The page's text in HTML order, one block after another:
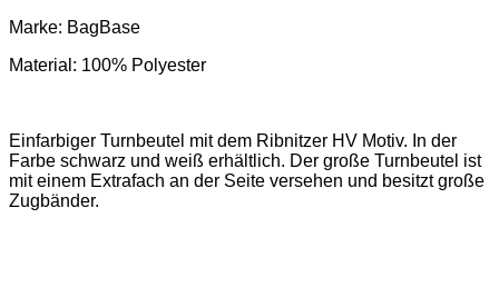
Marke: BagBase
Material: 100% Polyester
Einfarbiger Turnbeutel mit dem Ribnitzer HV Motiv. In der
Farbe schwarz und weiß erhältlich. Der große Turnbeutel ist
mit einem Extrafach an der Seite versehen und besitzt große
Zugbänder.